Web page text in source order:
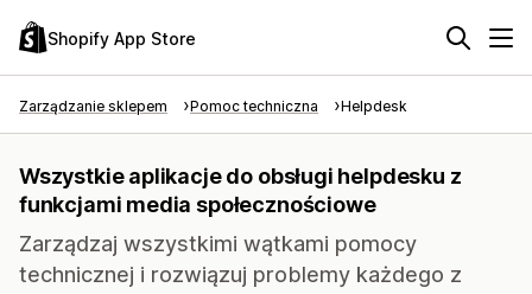
Shopify App Store
Zarządzanie sklepem Pomoc techniczna Helpdesk
Wszystkie aplikacje do obsługi helpdesku z
funkcjami media społecznościowe
Zarządzaj wszystkimi wątkami pomocy
technicznej i rozwiązuj problemy każdego z